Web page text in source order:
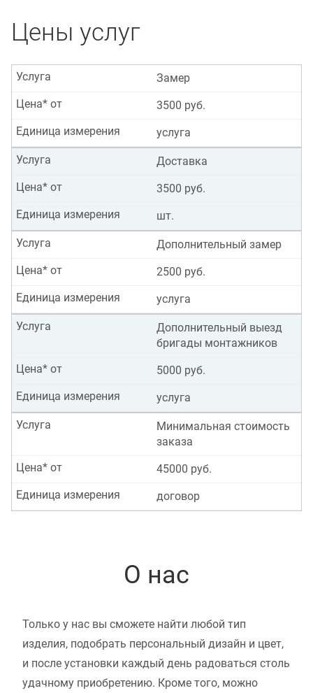
Цены услуг
Замер
Услуга
3500 руб.
Цена* от
услуга
Единица измерения
Доставка
Услуга
3500 руб.
Цена* от
шт.
Единица измерения
Дополнительный замер
Услуга
2500 руб.
Цена* от
услуга
Единица измерения
Дополнительный выезд
бригады монтажников
Услуга
5000 руб.
Цена* от
услуга
Единица измерения
Минимальная стоимость
заказа
Услуга
45000 руб.
Цена* от
договор
Единица измерения
О нас
Только у нас вы сможете найти любой тип
изделия, подобрать персональный дизайн и цвет,
и после установки каждый день радоваться столь
удачному приобретению. Кроме того, можно